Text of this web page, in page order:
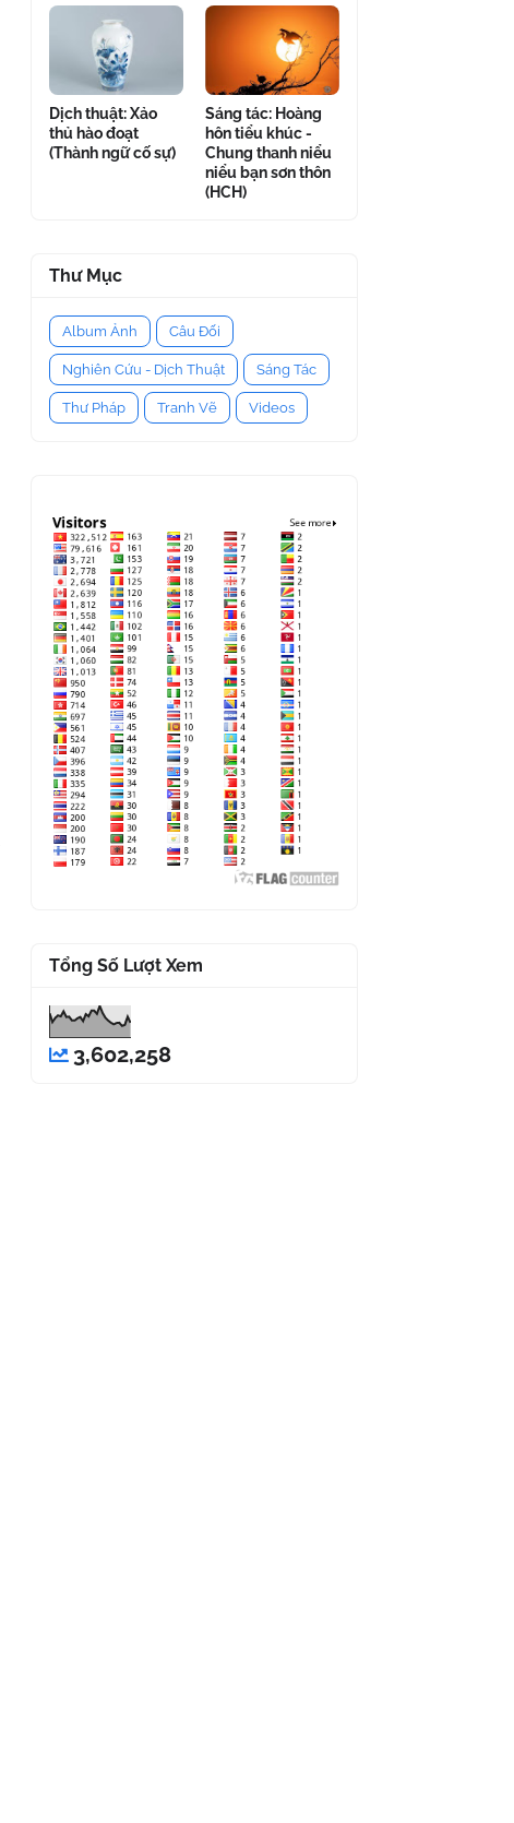
Dịch thuật: Xảo
thủ hào đoạt
(Thành ngữ cố sự)
Sáng tác: Hoàng
hôn tiểu khúc -
Chung thanh niểu
niểu bạn sơn thôn
(HCH)
Thư Mục
Album Ảnh Câu Đối
Nghiên Cứu - Dịch Thuật Sáng Tác
Thư Pháp Tranh Vẽ Videos
Tổng Số Lượt Xem
3,602,258